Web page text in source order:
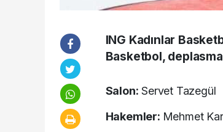
ING Kadınlar
Basketbol,
Salon: Servet Tazegül
Hakemler: Mehmet